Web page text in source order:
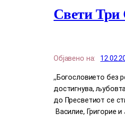
Свети Три
Објавено на:
,,Богословието без
достигнува,
до Пресветиот се
Василие, Григорие